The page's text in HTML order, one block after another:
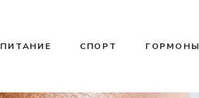
ПИТАНИЕ СПОРТ ГОРМОНЫ